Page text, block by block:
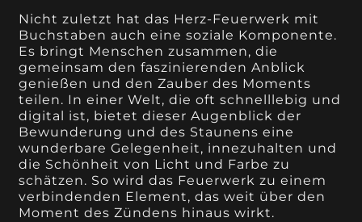
Nicht zuletzt hat das Herz-Feuerwerk mit
Buchstaben auch eine soziale Komponente.
Es bringt Menschen zusammen, die
gemeinsam den faszinierenden Anblick
genießen und den Zauber des Moments
teilen. In einer Welt, die oft schnelllebig und
digital ist, bietet dieser Augenblick der
Bewunderung und des Staunens eine
wunderbare Gelegenheit, innezuhalten und
die Schönheit von Licht und Farbe zu
schätzen. So wird das Feuerwerk zu einem
verbindenden Element, das weit über den
Moment des Zündens hinaus wirkt.